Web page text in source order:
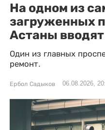
На одном из
загруженных
Астаны
Один из главных
ремонт.
Ербол Садыков 06.08.2026,